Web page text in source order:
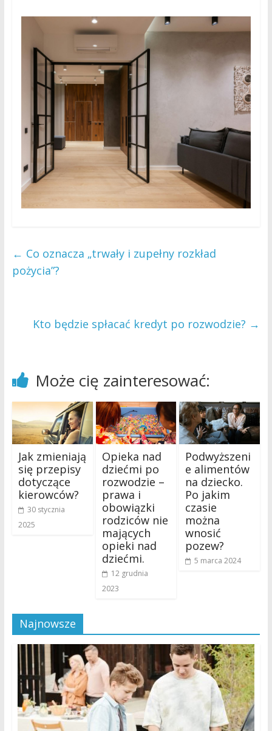
← Co oznacza „trwały i zupełny rozkład
pożycia”?
Kto będzie spłacać kredyt po rozwodzie? →
Może cię zainteresować:
Jak zmieniają
się przepisy
dotyczące
kierowców?
30 stycznia
2025
Opieka nad
dziećmi po
rozwodzie –
prawa i
obowiązki
rodziców nie
mających
opieki nad
dziećmi.
12 grudnia
2023
Podwyższeni
e alimentów
na dziecko.
Po jakim
czasie
można
wnosić
pozew?
5 marca 2024
Najnowsze